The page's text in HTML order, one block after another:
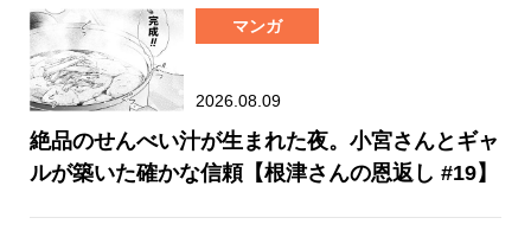
マンガ
2026.08.09
絶品のせんべい汁が生まれた夜。小宮さんとギャ
ルが築いた確かな信頼【根津さんの恩返し #19】